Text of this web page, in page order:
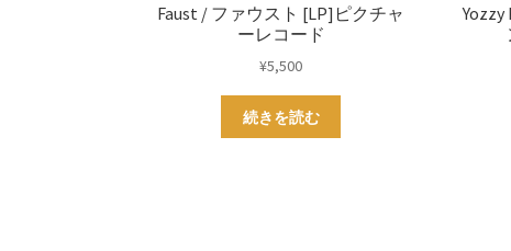
Faust / ファウスト [LP]ピクチャ
ーレコード
¥5,500
続きを読む